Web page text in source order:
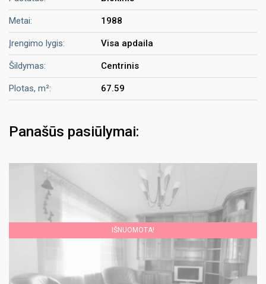
Metai: 1988
Įrengimo lygis: Visa apdaila
Šildymas: Centrinis
Plotas, m²: 67.59
Panašūs pasiūlymai:
IŠNUOMOTA!